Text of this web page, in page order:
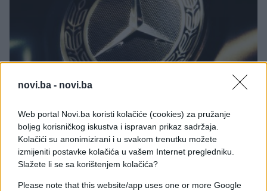
novi.ba - novi.ba
Web portal Novi.ba koristi kolačiće (cookies) za pružanje
boljeg korisničkog iskustva i ispravan prikaz sadržaja.
Kolačići su anonimizirani i u svakom trenutku možete
izmijeniti postavke kolačića u vašem Internet pregledniku.
Slažete li se sa korištenjem kolačića?
Please note that this website/app uses one or more Google
06.04.17. 10:22
TEHNOLOŠKA REVOLUCIJA: Da li biste sjeli u taksi
bez vozača?
Saznaj više